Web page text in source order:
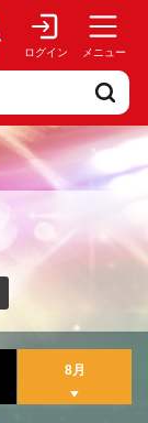
ログイン メニュー
8月